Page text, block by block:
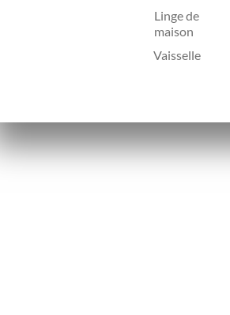
Linge de
maison
Vaisselle